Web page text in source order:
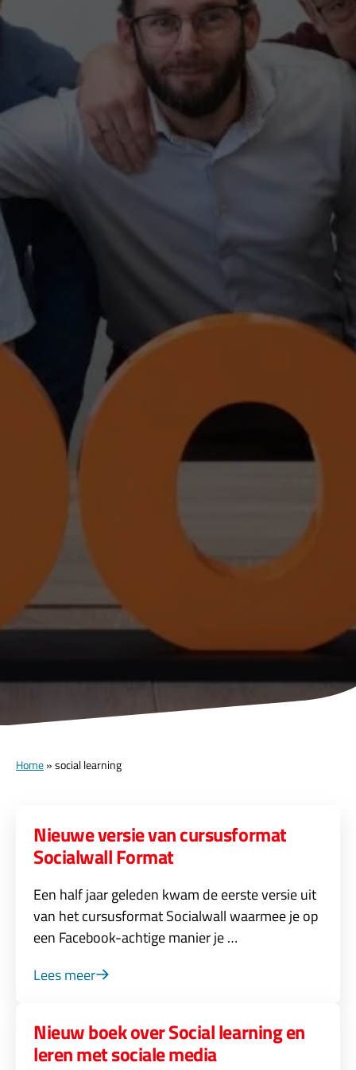
Home»social learning
Nieuwe versie van cursusformat
Socialwall Format
Een half jaar geleden kwam de eerste versie uit
van het cursusformat Socialwall waarmee je op
een Facebook-achtige manier je …
Lees meer
Nieuw boek over Social learning en
leren met sociale media